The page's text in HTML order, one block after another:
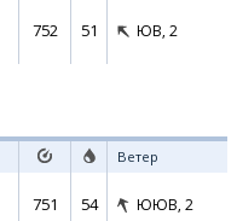
752 51 ЮВ, 2
Ветер
751 54 ЮЮВ, 2